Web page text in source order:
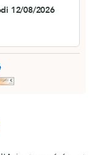
12/08/2026